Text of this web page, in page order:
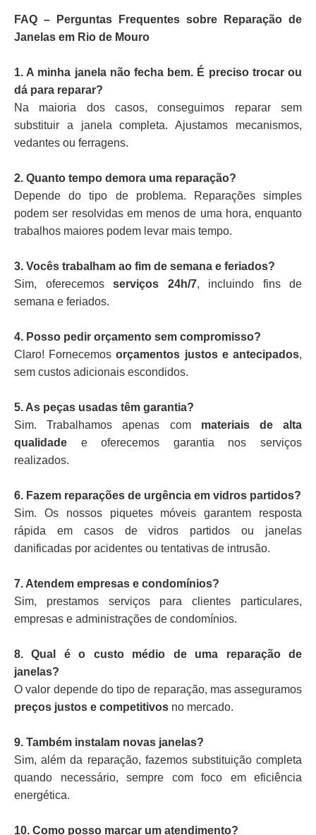
FAQ – Perguntas Frequentes sobre Reparação de
Janelas em Rio de Mouro
1. A minha janela não fecha bem. É preciso trocar ou
dá para reparar?
Na maioria dos casos, conseguimos reparar sem
substituir a janela completa. Ajustamos mecanismos,
vedantes ou ferragens.
2. Quanto tempo demora uma reparação?
Depende do tipo de problema. Reparações simples
podem ser resolvidas em menos de uma hora, enquanto
trabalhos maiores podem levar mais tempo.
3. Vocês trabalham ao fim de semana e feriados?
Sim, oferecemos serviços 24h/7, incluindo fins de
semana e feriados.
4. Posso pedir orçamento sem compromisso?
Claro! Fornecemosorçamentos justos e antecipados,
sem custos adicionais escondidos.
5. As peças usadas têm garantia?
Sim. Trabalhamos apenas com materiais de alta
qualidade e oferecemos garantia nos serviços
realizados.
6. Fazem reparações de urgência em vidros partidos?
Sim. Os nossos piquetes móveis garantem resposta
rápida em casos de vidros partidos ou janelas
danificadas por acidentes ou tentativas de intrusão.
7. Atendem empresas e condomínios?
Sim, prestamos serviços para clientes particulares,
empresas e administrações de condomínios.
8. Qual é o custo médio de uma reparação de
janelas?
O valor depende do tipo de reparação, mas asseguramos
preços justos e competitivos no mercado.
9. Também instalam novas janelas?
Sim, além da reparação, fazemos substituição completa
quando necessário, sempre com foco em eficiência
energética.
10. Como posso marcar um atendimento?